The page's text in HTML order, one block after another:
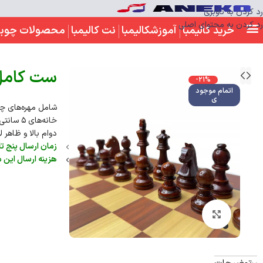
رد کردن به ناوبری
رد کردن به محتوای اصلی
خرید کالیمبا آموزشکالیمبا نت کالیمبا محصولات
-21%
اتمام موجود
ی
بزرگنمایی تصویر
ست
دوام بالا و
زمان ارسال
هزینه ارسال